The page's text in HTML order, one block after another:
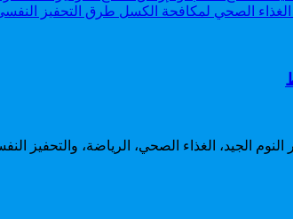
الجيد، الغذاء الصحي، الرياضة، والتحفيز